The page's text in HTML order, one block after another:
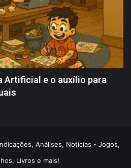
Artificial e o auxílio para
Análises, Notícias - Jogos,
Livros e mais!